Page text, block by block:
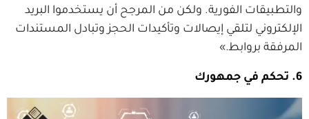
والتطبيقات الفورية. ولكن من المرجح أن يستخدموا البريد
الإلكتروني لتلقي إيصالات وتأكيدات الحجز وتبادل المستندات
المرفقة بروابط.»
6. تحكم في جمهورك